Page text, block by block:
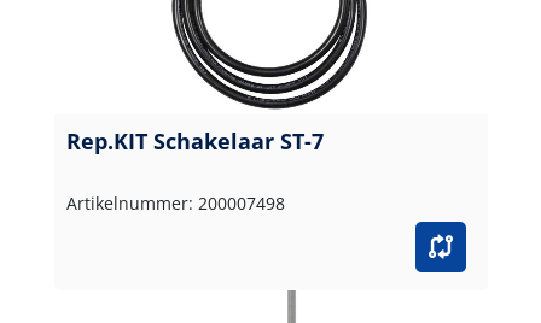
Rep.KIT Schakelaar ST-7
Artikelnummer: 200007498